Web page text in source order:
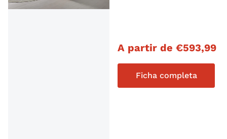
Precio habitual
A partir de €593,99
Ficha completa